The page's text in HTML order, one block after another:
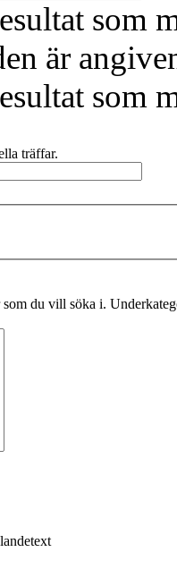
som
är
som
träffar.
du vill söka i.